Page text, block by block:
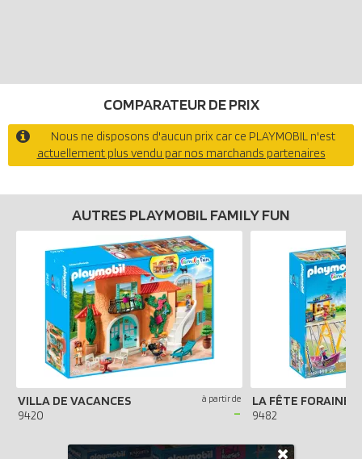
COMPARATEUR DE PRIX
Nous ne disposons d'aucun prix car ce PLAYMOBIL n'est
actuellement plus vendu par nos marchands partenaires
AUTRES PLAYMOBIL FAMILY FUN
VILLA DE VACANCES
9420
à partir de
-
LA FÊTE FORAINE
9482